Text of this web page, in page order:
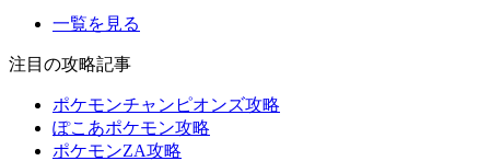
一覧を見る
注目の攻略記事
ポケモンチャンピオンズ攻略
ぽこあポケモン攻略
ポケモンZA攻略